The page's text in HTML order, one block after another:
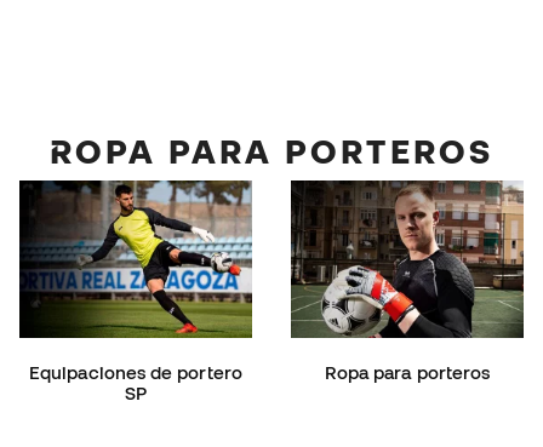
ROPA PARA PORTEROS
Equipaciones de portero
SP
Ropa para porteros